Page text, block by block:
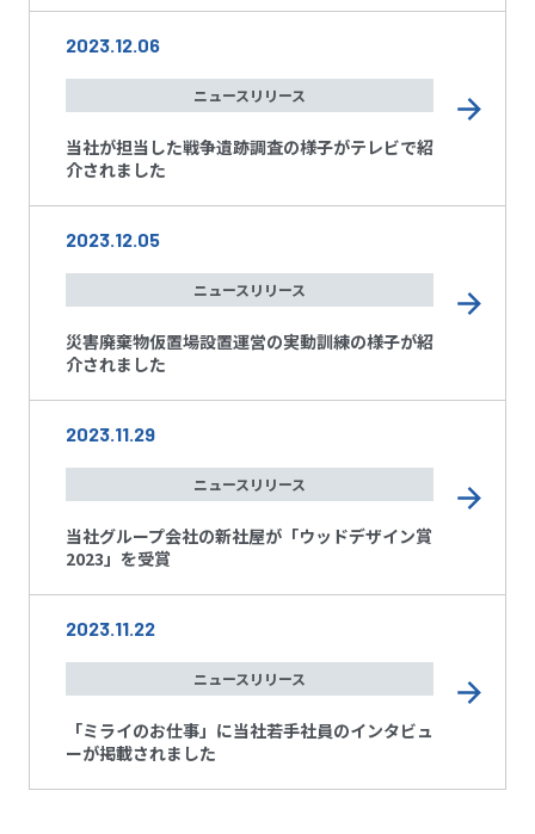
2023.12.06
ニュースリリース
当社が担当した戦争遺跡調査の様子がテレビで紹
介されました
2023.12.05
ニュースリリース
災害廃棄物仮置場設置運営の実動訓練の様子が紹
介されました
2023.11.29
ニュースリリース
当社グループ会社の新社屋が「ウッドデザイン賞
2023」を受賞
2023.11.22
ニュースリリース
「ミライのお仕事」に当社若手社員のインタビュ
ーが掲載されました